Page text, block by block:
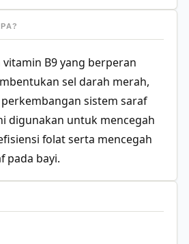
B9 yang berperan
sel darah merah,
sistem saraf
digunakan untuk mencegah
folat serta mencegah
pada bayi.